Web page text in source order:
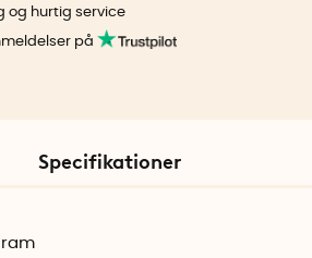
og hurtig service
på
Specifikationer